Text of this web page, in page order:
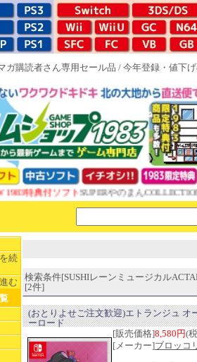
ガ購読者さん専用セール品 / 今年登録・値下
典付ソフトSUPERやのまんCOLLECTION 学
続
む
検索条件[SUSHIレーンミュージカル
[2件]
(おとりよせご注文歓迎)エトランジュ オ
ーロード
[販売価格]8,580円(
[メーカー]ブロッコ